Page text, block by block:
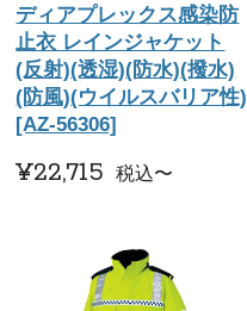
ディアプレックス感染防
止衣 レインジャケット
(反射)(透湿)(防水)(撥水)
(防風)(ウイルスバリア性)
[AZ-56306]
¥22,715 税込〜